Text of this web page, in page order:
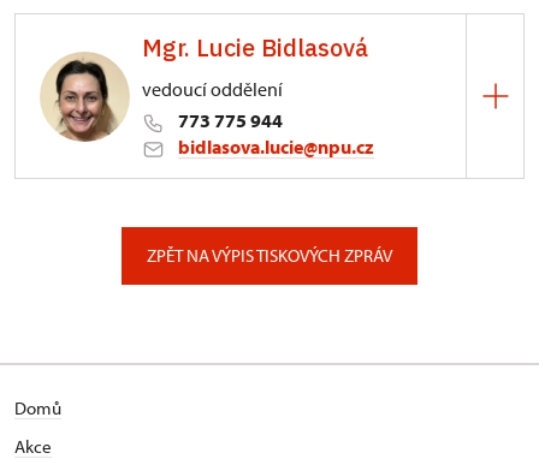
Mgr. Lucie Bidlasová
vedoucí oddělení
773 775 944
bidlasova.lucie@npu.cz
ZPĚT NA VÝPIS TISKOVÝCH ZPRÁV
Domů
Akce